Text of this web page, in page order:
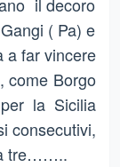
( Pa) e
a far vincere
come Borgo
la Sicilia
consecutivi,
tre……..